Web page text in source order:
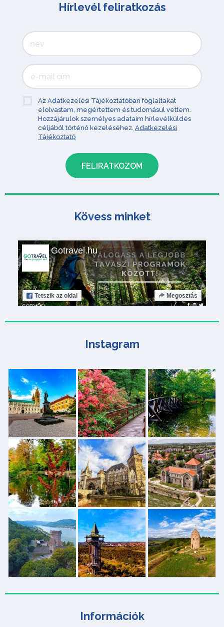
Információk
Hírlevél feliratkozás
Az Adatkezelési Tájékoztatóban foglaltakat
elolvastam, megértettem és tudomásul vettem.
Hozzájárulok személyes adataim hírlevélküldés
céljából történő kezeléséhez. Adatkezelési
Tájékoztató
Kövess minket
Gotravel.hu
Tetszik az oldal Megosztás
Instagram